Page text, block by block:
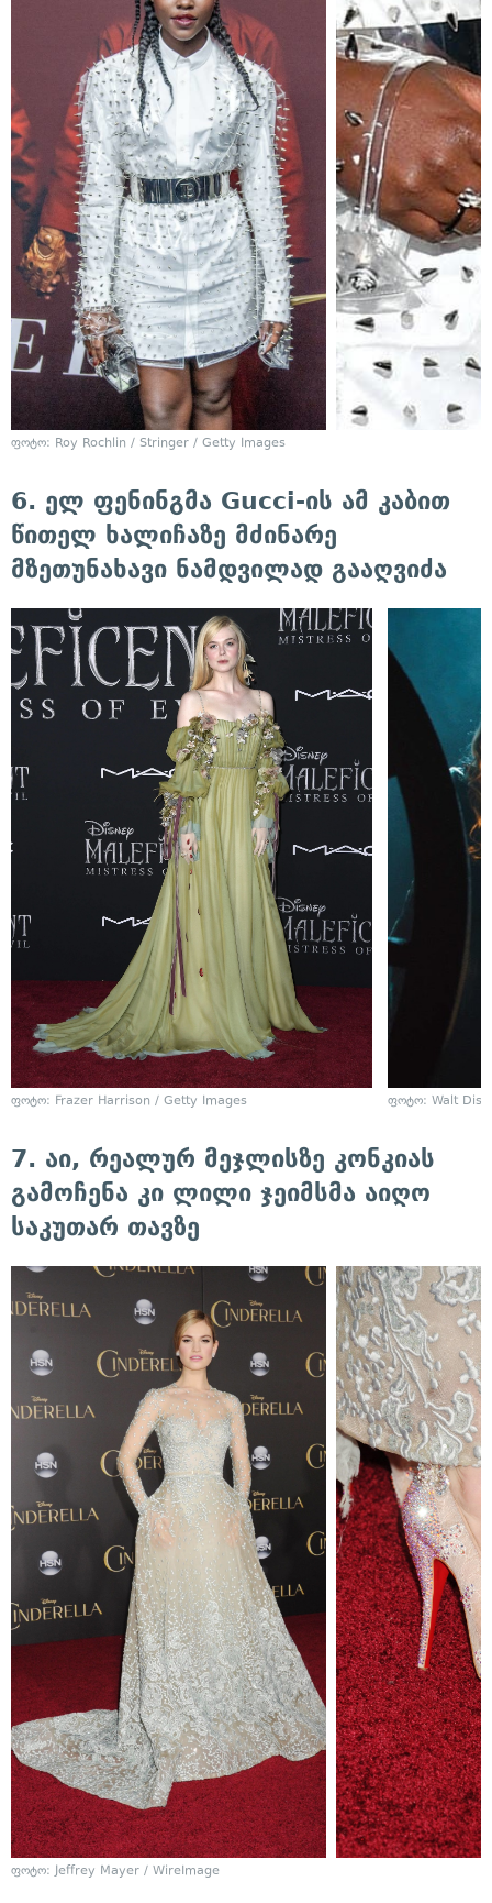
ფოტო: Roy Rochlin / Stringer / Getty Images
6. ელ ფენინგმა Gucci-ის ამ კაბით
წითელ ხალიჩაზე მძინარე
მზეთუნახავი ნამდვილად გააღვიძა
ფოტო: Frazer Harrison / Getty Images ფოტო: Walt
7. აი, რეალურ მეჯლისზე კონკიას
გამოჩენა კი ლილი ჯეიმსმა აიღო
საკუთარ თავზე
ფოტო: Jeffrey Mayer / WireImage